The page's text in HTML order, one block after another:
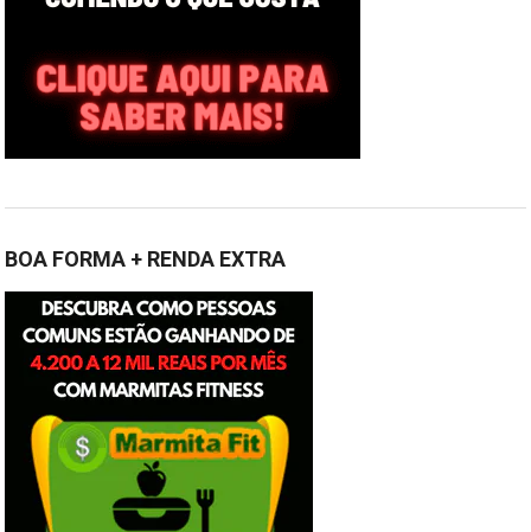
BOA FORMA + RENDA EXTRA